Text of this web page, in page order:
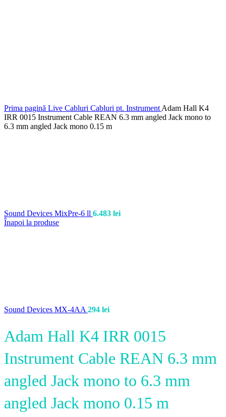
Prima pagină Live Cabluri Cabluri pt. Instrument Adam Hall K4
IRR 0015 Instrument Cable REAN 6.3 mm angled Jack mono to
6.3 mm angled Jack mono 0.15 m
Sound Devices MixPre-6 ll 6.483 lei
Înapoi la produse
Sound Devices MX-4AA 294 lei
Adam Hall K4 IRR 0015
Instrument Cable REAN 6.3 mm
angled Jack mono to 6.3 mm
angled Jack mono 0.15 m